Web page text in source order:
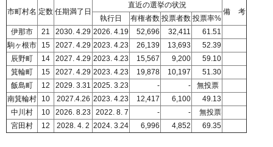
市町村名 定数 任期満了日
直近の選挙の状況
備 考
執行日 有権者数 投票者数 投票率%
伊那市
21 2030. 4.29 2026. 4.19 52,696 32,411
61.51
駒ヶ根市
15 2027. 4.29 2023. 4.23 26,139 13,693
52.39
辰野町
14 2027. 4.29 2023. 4.23 15,567 9,200
59.10
箕輪町
15 2027. 4.29 2023. 4.23 19,878 10,197
51.30
飯島町
12 2029. 3.31 2025. 3.23 - -
無投票
南箕輪村
10 2027.4.26 2023. 4.23 12,417 6,100
49.13
中川村
10 2026. 8.23 2022. 8. 7 - -
無投票
宮田村
12 2028. 4. 2 2024. 3.24 6,996 4,852 69.35